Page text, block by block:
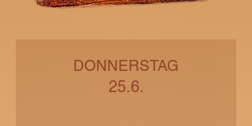
DONNERSTAG
25.6.